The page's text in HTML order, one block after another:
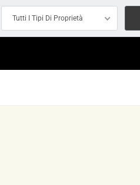
Tutti I Tipi Di Proprietà